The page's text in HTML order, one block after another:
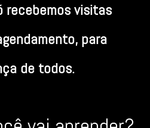
recebemos visitas
para
de todos.